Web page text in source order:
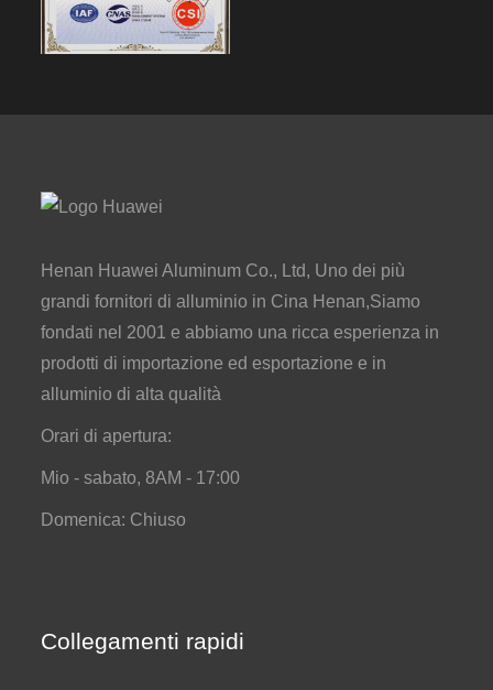
Henan Huawei Aluminum Co., Ltd, Uno dei più
grandi fornitori di alluminio in Cina Henan,Siamo
fondati nel 2001 e abbiamo una ricca esperienza in
prodotti di importazione ed esportazione e in
alluminio di alta qualità
Orari di apertura:
Mio - sabato, 8AM - 17:00
Domenica: Chiuso
Collegamenti rapidi